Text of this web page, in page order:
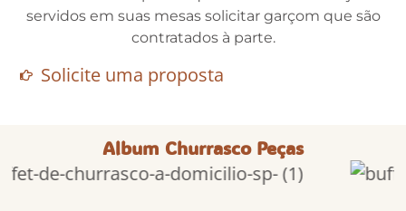
servidos em suas mesas solicitar garçom que são
contratados à parte.
Solicite uma proposta
Album Churrasco Peças